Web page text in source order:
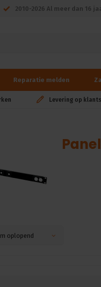
2010-2026 Al meer dan 16
Reparatie melden
Levering op
oplopend